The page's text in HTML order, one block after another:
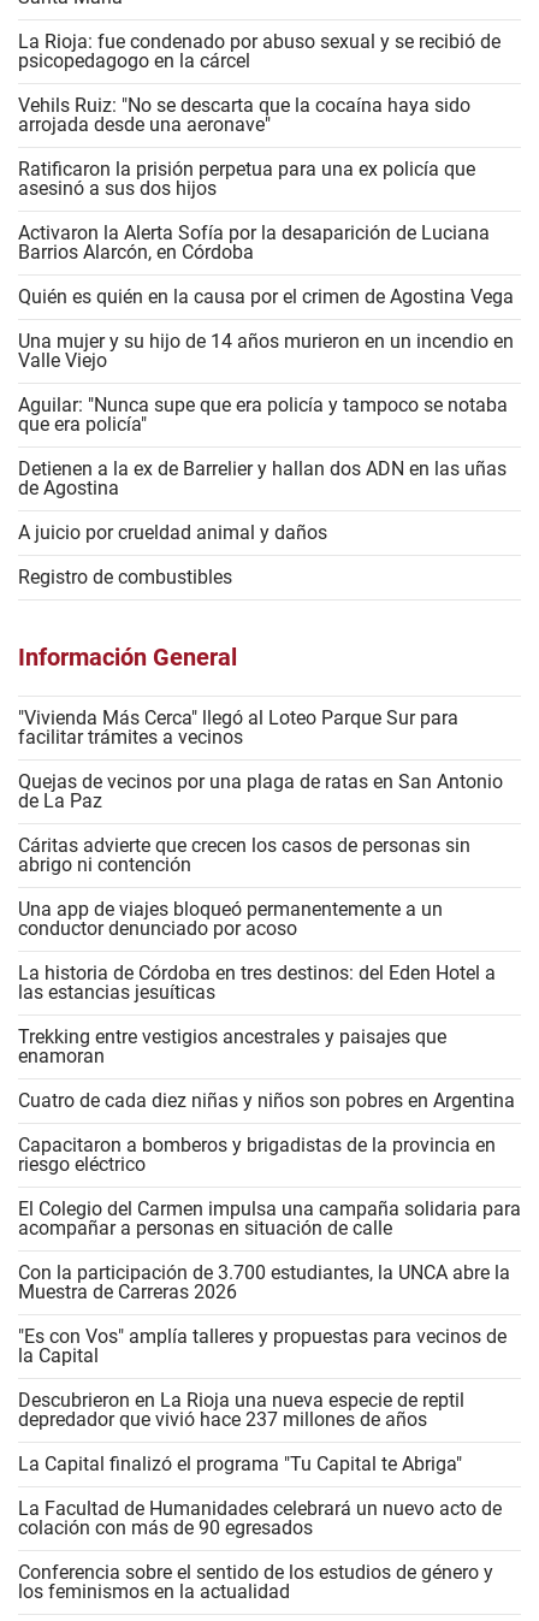
La Rioja: fue condenado por abuso sexual y se recibió de
psicopedagogo en la cárcel
Vehils Ruiz: "No se descarta que la cocaína haya sido
arrojada desde una aeronave"
Ratificaron la prisión perpetua para una ex policía que
asesinó a sus dos hijos
Activaron la Alerta Sofía por la desaparición de Luciana
Barrios Alarcón, en Córdoba
Quién es quién en la causa por el crimen de Agostina Vega
Una mujer y su hijo de 14 años murieron en un incendio en
Valle Viejo
Aguilar: "Nunca supe que era policía y tampoco se notaba
que era policía"
Detienen a la ex de Barrelier y hallan dos ADN en las uñas
de Agostina
A juicio por crueldad animal y daños
Registro de combustibles
Información General
"Vivienda Más Cerca" llegó al Loteo Parque Sur para
facilitar trámites a vecinos
Quejas de vecinos por una plaga de ratas en San Antonio
de La Paz
Cáritas advierte que crecen los casos de personas sin
abrigo ni contención
Una app de viajes bloqueó permanentemente a un
conductor denunciado por acoso
La historia de Córdoba en tres destinos: del Eden Hotel a
las estancias jesuíticas
Trekking entre vestigios ancestrales y paisajes que
enamoran
Cuatro de cada diez niñas y niños son pobres en Argentina
Capacitaron a bomberos y brigadistas de la provincia en
riesgo eléctrico
El Colegio del Carmen impulsa una campaña solidaria para
acompañar a personas en situación de calle
Con la participación de 3.700 estudiantes, la UNCA abre la
Muestra de Carreras 2026
"Es con Vos" amplía talleres y propuestas para vecinos de
la Capital
Descubrieron en La Rioja una nueva especie de reptil
depredador que vivió hace 237 millones de años
La Capital finalizó el programa "Tu Capital te Abriga"
La Facultad de Humanidades celebrará un nuevo acto de
colación con más de 90 egresados
Conferencia sobre el sentido de los estudios de género y
los feminismos en la actualidad